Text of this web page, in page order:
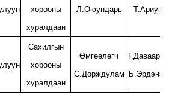
хорооны
хуралдаан
Л.Оюундарь
Сахилгын
хорооны
хуралдаан
Өмгөөлөгч
С.Дорждулам